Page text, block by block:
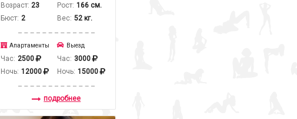
Возраст: 23
Бюст: 2
Рост: 166 см.
Вес: 52 кг.
Апартаменты
Час: 2500
Ночь: 12000
Выезд
Час: 3000
Ночь: 15000
подробнее